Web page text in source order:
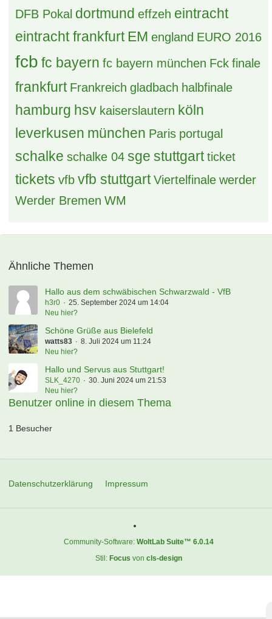
DFB Pokal dortmund effzeh eintracht
eintracht frankfurt EM england EURO 2016
fcb fc bayern fc bayern münchen Fck finale
frankfurt Frankreich gladbach halbfinale
hamburg hsv kaiserslautern köln
leverkusen münchen Paris portugal
schalke schalke 04 sge stuttgart ticket
tickets vfb vfb stuttgart Viertelfinale werder
Werder Bremen WM
Ähnliche Themen
Hallo aus dem schwäbischen Schwarzwald - VfB
h3r0
25. September 2024 um 14:04
Neu hier?
Schöne Grüße aus Bielefeld
watts83
8. Juli 2024 um 11:24
Neu hier?
Hallo und Servus aus Stuttgart!
SLK_4270
30. Juni 2024 um 21:53
Neu hier?
Benutzer online in diesem Thema
1 Besucher
Datenschutzerklärung Impressum
Community-Software: WoltLab Suite™ 6.0.14
Stil: Focus von cls-design